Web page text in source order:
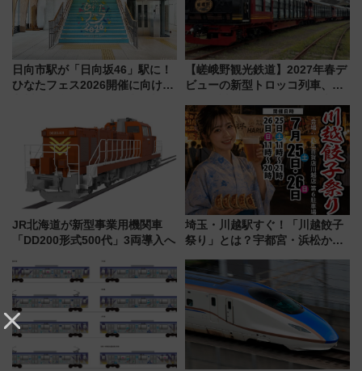
日向市駅が「日向坂46」駅に！
ひなたフェス2026開催に向けJR
全力応援 夜行列車「ドリーム
おひさま号」も走る
【嵯峨野観光鉄道】2027年春デ
ビューの新型トロッコ列車、い
は2026年で引退
JR北海道が新型事業用機関車
「DD200形式500代」3両導入へ
埼玉・川越駅すぐ！「川越餃子
祭り」とは？宇都宮・浜松から
を食べ比べ【7月25日・26日開
催】